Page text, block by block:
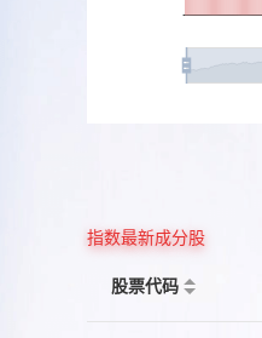
指数最新成分股
股票代码